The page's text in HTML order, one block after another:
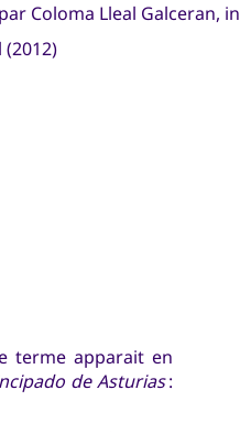
Coloma Lleal Galceran, in
terme apparait en
de Asturias: